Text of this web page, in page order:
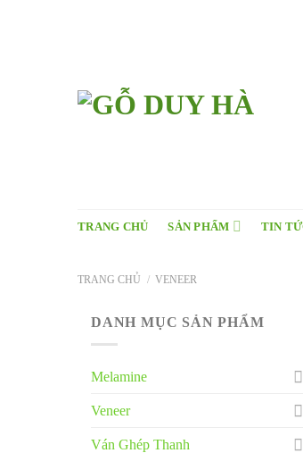
TRANG CHỦ SẢN PHẨM TIN
TRANG CHỦ / VENEER
DANH MỤC SẢN PHẨM
Melamine
Veneer
Ván Ghép Thanh